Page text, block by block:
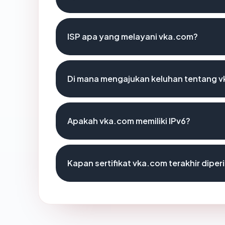
ISP apa yang melayani vka.com?
Di mana mengajukan keluhan tentang
Apakah vka.com memiliki IPv6?
Kapan sertifikat vka.com terakhir